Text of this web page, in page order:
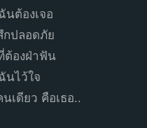
นต้องเจอ
กปลอดภัย
ต้องฝ่าฟัน
นไว้ใจ
เดียว คือเธอ..